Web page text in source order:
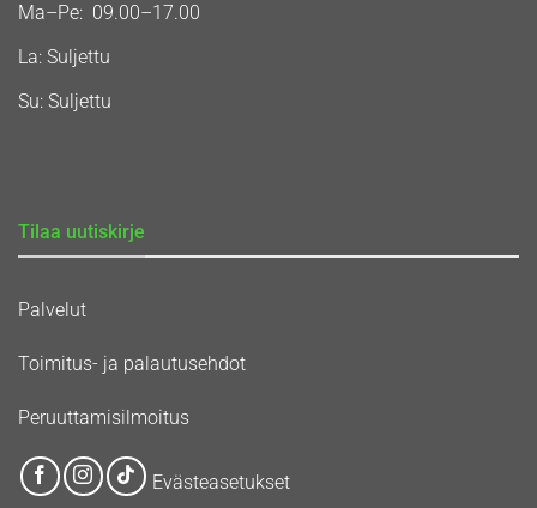
Ma–Pe: 09.00–17.00
La: Suljettu
Su: Suljettu
Tilaa uutiskirje
Palvelut
Toimitus- ja palautusehdot
Peruuttamisilmoitus
Evästeasetukset